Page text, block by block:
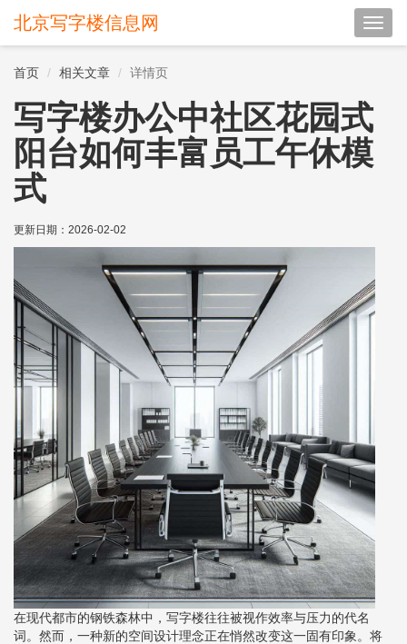
切
换
北京写字楼信息网
首页 相关文章 详情页
写字楼办公中社区花园式
阳台如何丰富员工午休模
式
更新日期： 2026-02-02
在现代都市的钢铁森林中，写字楼往往被视作效率与压力的代名
词。然而，一种新的空间设计理念正在悄然改变这一固有印象。将